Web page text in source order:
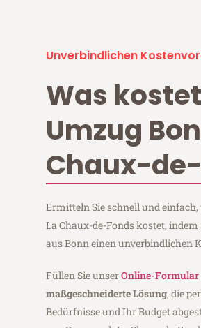
Unverbindlichen
Was
Umzug
Chaux-
Ermitteln Sie schnell und
La Chaux-de-Fonds kostet,
aus Bonn einen unverbindlichen
Füllen Sie unserOnline-Formular
maßgeschneiderte Lösung, die
Bedürfnisse und Ihr Budget